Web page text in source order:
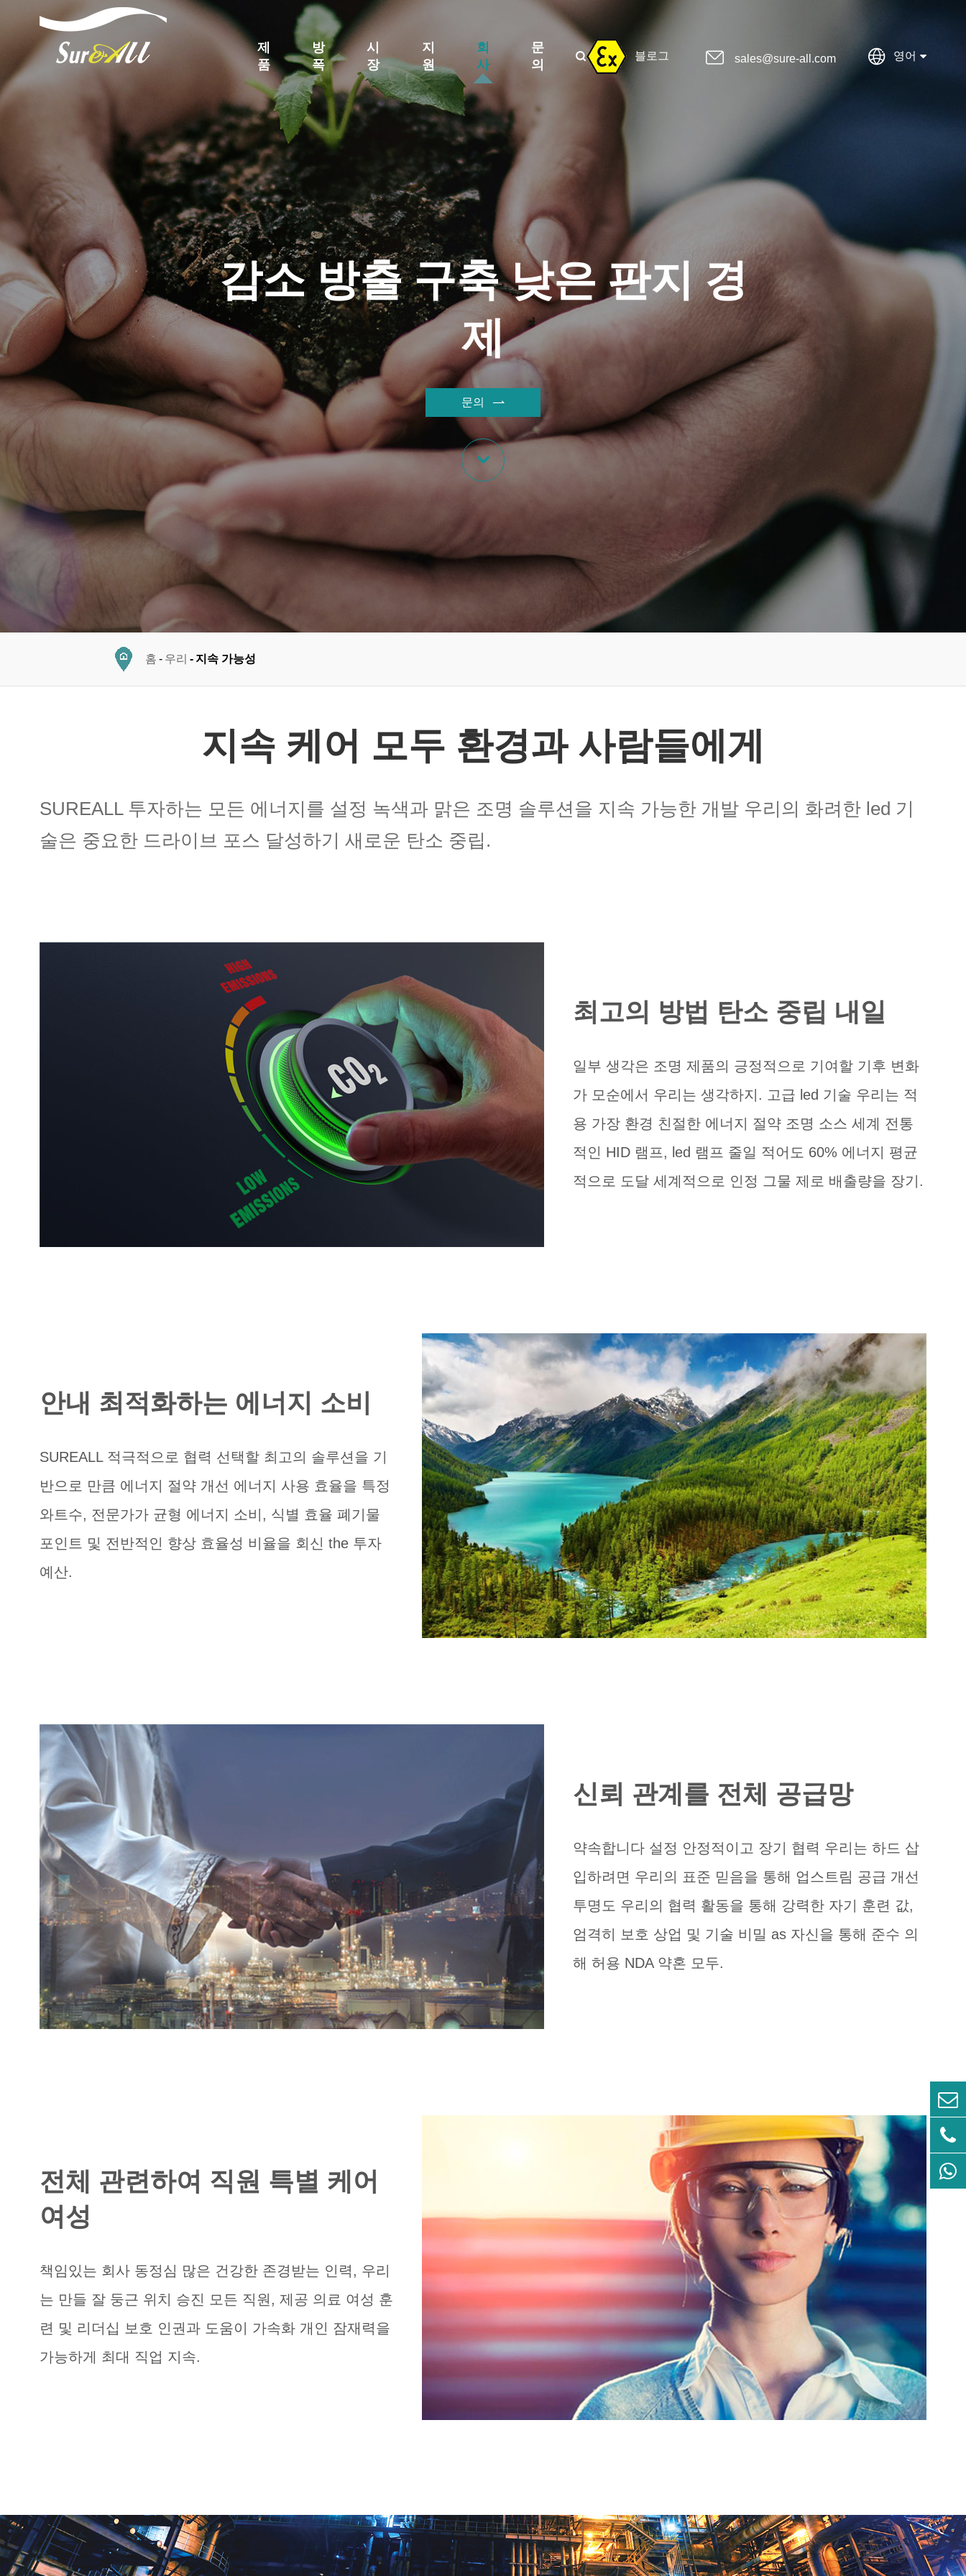
블로그  sales@sure-all.com  영어
제
품
방
폭
시
장
지
원
회
사
문
의

감소 방출 구축 낮은 판지 경
제
문의 

홈 우리 지속 가능성
지속 케어 모두 환경과 사람들에게
SUREALL 투자하는 모든 에너지를 설정 녹색과 맑은 조명 솔루션을 지속 가능한 개발 우리의 화려한 led 기
술은 중요한 드라이브 포스 달성하기 새로운 탄소 중립.
최고의 방법 탄소 중립 내일
일부 생각은 조명 제품의 긍정적으로 기여할 기후 변화
가 모순에서 우리는 생각하지. 고급 led 기술 우리는 적
용 가장 환경 친절한 에너지 절약 조명 소스 세계 전통
적인 HID 램프, led 램프 줄일 적어도 60% 에너지 평균
적으로 도달 세계적으로 인정 그물 제로 배출량을 장기.
안내 최적화하는 에너지 소비
SUREALL 적극적으로 협력 선택할 최고의 솔루션을 기
반으로 만큼 에너지 절약 개선 에너지 사용 효율을 특정
와트수, 전문가가 균형 에너지 소비, 식별 효율 폐기물
포인트 및 전반적인 향상 효율성 비율을 회신 the 투자
예산.
신뢰 관계를 전체 공급망
약속합니다 설정 안정적이고 장기 협력 우리는 하드 삽
입하려면 우리의 표준 믿음을 통해 업스트림 공급 개선
투명도 우리의 협력 활동을 통해 강력한 자기 훈련 값,
엄격히 보호 상업 및 기술 비밀 as 자신을 통해 준수 의
해 허용 NDA 약혼 모두.
전체 관련하여 직원 특별 케어
여성
책임있는 회사 동정심 많은 건강한 존경받는 인력, 우리
는 만들 잘 둥근 위치 승진 모든 직원, 제공 의료 여성 훈
련 및 리더십 보호 인권과 도움이 가속화 개인 잠재력을
가능하게 최대 직업 지속.